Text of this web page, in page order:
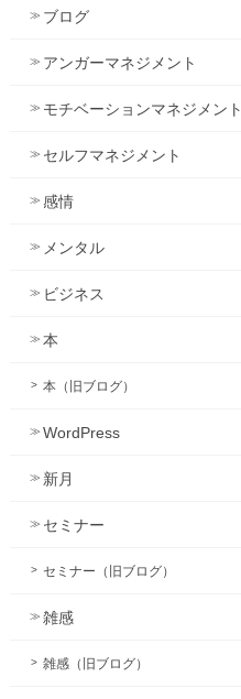
ブログ
アンガーマネジメント
モチベーションマネジメント
セルフマネジメント
感情
メンタル
ビジネス
本
本（旧ブログ）
WordPress
新月
セミナー
セミナー（旧ブログ）
雑感
雑感（旧ブログ）